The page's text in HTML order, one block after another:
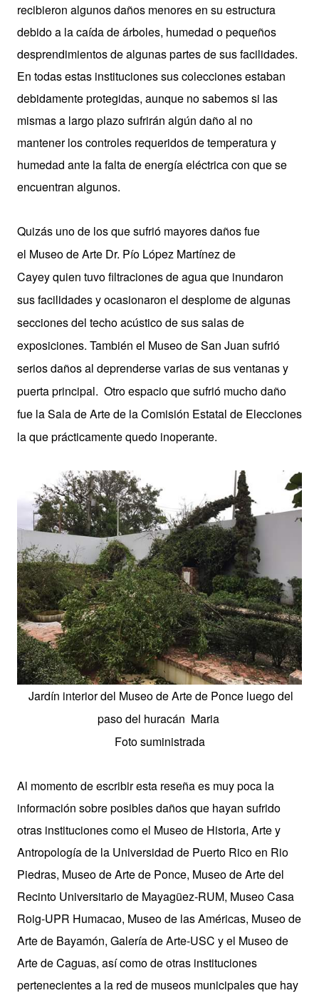
recibieron algunos daños menores en su estructura
debido a la caída de árboles, humedad o pequeños
desprendimientos de algunas partes de sus facilidades.
En todas estas instituciones sus colecciones estaban
debidamente protegidas, aunque no sabemos si las
mismas a largo plazo sufrirán algún daño al no
mantener los controles requeridos de temperatura y
humedad ante la falta de energía eléctrica con que se
encuentran algunos.
Quizás uno de los que sufrió mayores daños fue
el Museo de Arte Dr. Pío López Martínezde
Cayeyquien tuvo filtraciones de agua que inundaron
sus facilidades y ocasionaron el desplome de algunas
secciones del techo acústico de sus salas de
exposiciones. También el Museo de San Juan sufrió
serios daños al deprenderse varias de sus ventanas y
puerta principal. Otro espacio que sufrió mucho daño
fue la Sala de Arte de la Comisión Estatal de Elecciones
la que prácticamente quedo inoperante.
Jardín interior del Museo de Arte de Ponce luego del
paso del huracán Maria
Foto suministrada
Al momento de escribir esta reseña es muy poca la
información sobre posibles daños que hayan sufrido
otras instituciones como el Museo de Historia, Arte y
Antropología de la Universidad de Puerto Rico en Rio
Piedras, Museo de Arte de Ponce, Museo de Arte del
Recinto Universitario de Mayagüez-RUM, Museo Casa
Roig-UPR Humacao, Museo de las Américas, Museo de
Arte de Bayamón, Galería de Arte-USC y el Museo de
Arte de Caguas, así como de otras instituciones
pertenecientes a la red de museos municipales que hay